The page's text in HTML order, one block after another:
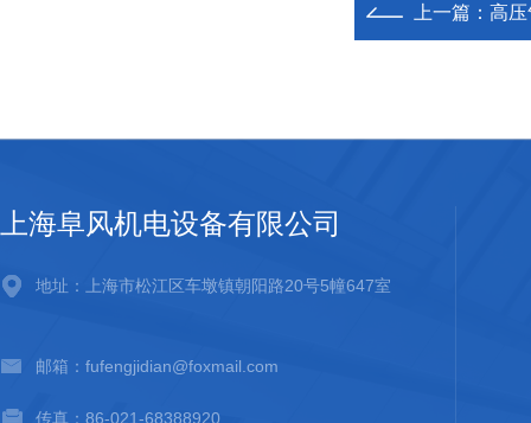
上一篇： 高
上海阜风机电设备有限公司
地址：上海市松江区车墩镇朝阳路20号5幢647室
邮箱：fufengjidian@foxmail.com
传真：86-021-68388920